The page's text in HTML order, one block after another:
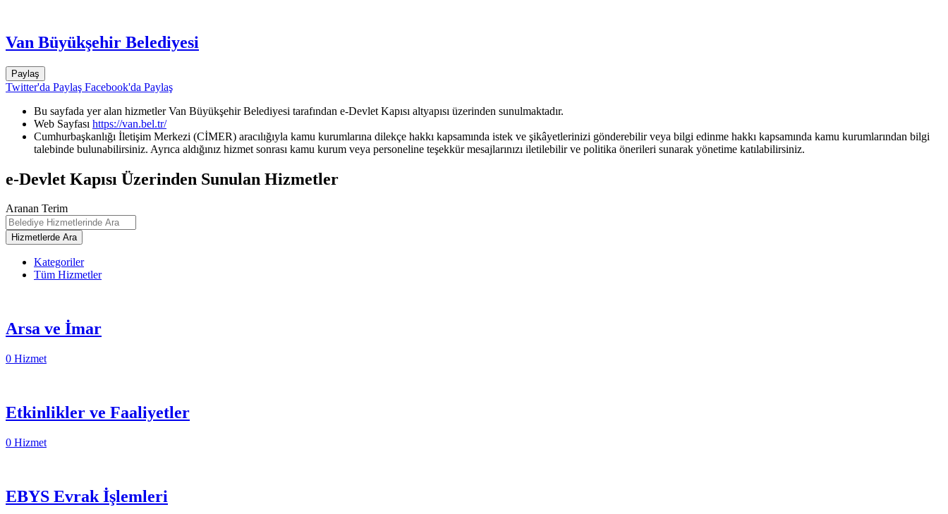
Van Büyükşehir Belediyesi
Paylaş
Twitter'da Paylaş Facebook'da Paylaş
Bu sayfada yer alan hizmetler Van Büyükşehir Belediyesi tarafından e-Devlet Kapısı altyapısı üzerinden sunulmaktadır.
Web Sayfası https://van.bel.tr/
Cumhurbaşkanlığı İletişim Merkezi (CİMER) aracılığıyla kamu kurumlarına dilekçe hakkı kapsamında istek ve şikâyetlerinizi gönderebilir veya bilgi edinme hakkı kapsamında kamu kurumlarından bilgi
talebinde bulunabilirsiniz. Ayrıca aldığınız hizmet sonrası kamu kurum veya personeline teşekkür mesajlarınızı iletilebilir ve politika önerileri sunarak yönetime katılabilirsiniz.
e-Devlet Kapısı Üzerinden Sunulan Hizmetler
Aranan Terim
Kategoriler
Tüm Hizmetler
Arsa ve İmar
0 Hizmet
Etkinlikler ve Faaliyetler
0 Hizmet
EBYS Evrak İşlemleri